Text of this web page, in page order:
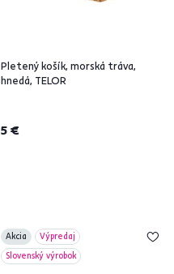
Pletený košík, morská tráva,
hnedá, TELOR
5 €
Akcia
Výpredaj
Slovenský výrobok